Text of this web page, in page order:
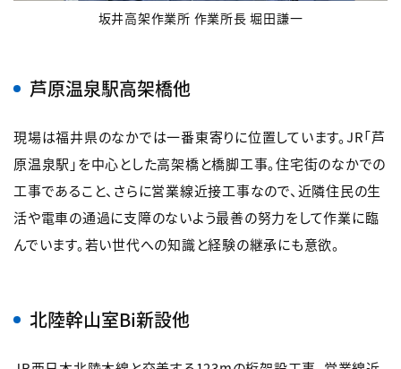
坂井高架作業所 作業所長 堀田謙一
芦原温泉駅高架橋他
現場は福井県のなかでは一番東寄りに位置しています。JR「芦
原温泉駅」を中心とした高架橋と橋脚工事。住宅街のなかでの
工事であること、さらに営業線近接工事なので、近隣住民の生
活や電車の通過に支障のないよう最善の努力をして作業に臨
んでいます。若い世代への知識と経験の継承にも意欲。
北陸幹山室Bi新設他